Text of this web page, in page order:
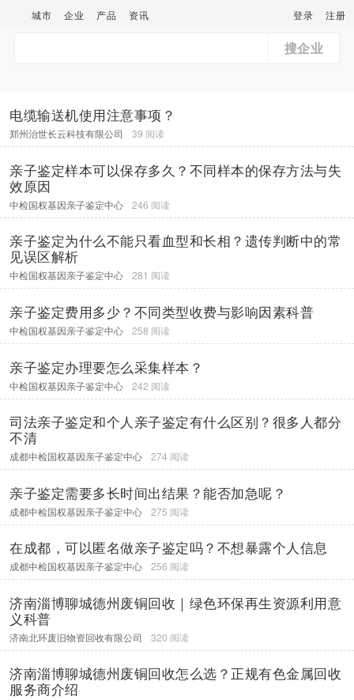
城市 企业 产品 资讯 登录 注册
搜企业
电缆输送机使用注意事项？
郑州治世长云科技有限公司 39 阅读
亲子鉴定样本可以保存多久？不同样本的保存方法与失
效原因
中检国权基因亲子鉴定中心 246 阅读
亲子鉴定为什么不能只看血型和长相？遗传判断中的常
见误区解析
中检国权基因亲子鉴定中心 281 阅读
亲子鉴定费用多少？不同类型收费与影响因素科普
中检国权基因亲子鉴定中心 258 阅读
亲子鉴定办理要怎么采集样本？
中检国权基因亲子鉴定中心 242 阅读
司法亲子鉴定和个人亲子鉴定有什么区别？很多人都分
不清
成都中检国权基因亲子鉴定中心 274 阅读
亲子鉴定需要多长时间出结果？能否加急呢？
成都中检国权基因亲子鉴定中心 275 阅读
在成都，可以匿名做亲子鉴定吗？不想暴露个人信息
成都中检国权基因亲子鉴定中心 256 阅读
济南淄博聊城德州废铜回收｜绿色环保再生资源利用意
义科普
济南北环废旧物资回收有限公司 320 阅读
济南淄博聊城德州废铜回收怎么选？正规有色金属回收
服务商介绍